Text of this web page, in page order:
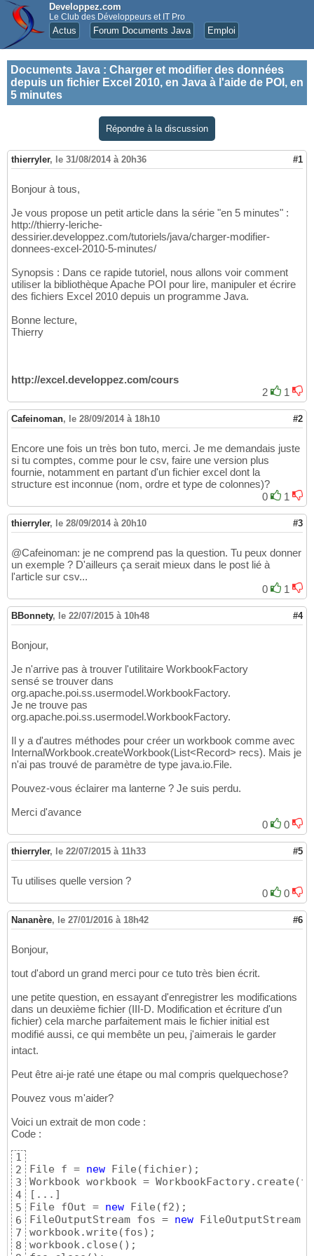
Developpez.com
Le Club des Développeurs et IT Pro
Actus Forum Documents Java Emploi
Documents Java : Charger et modifier des données
depuis un fichier Excel 2010, en Java à l'aide de POI, en
5 minutes
Répondre à la discussion
thierryler, le 31/08/2014 à 20h36 #1
Bonjour à tous,
Je vous propose un petit article dans la série "en 5 minutes" :
http://thierry-leriche-
dessirier.developpez.com/tutoriels/java/charger-modifier-
donnees-excel-2010-5-minutes/
Synopsis : Dans ce rapide tutoriel, nous allons voir comment
utiliser la bibliothèque Apache POI pour lire, manipuler et écrire
des fichiers Excel 2010 depuis un programme Java.
Bonne lecture,
Thierry
http://excel.developpez.com/cours
2
1
Cafeinoman, le 28/09/2014 à 18h10 #2
Encore une fois un très bon tuto, merci. Je me demandais juste
si tu comptes, comme pour le csv, faire une version plus
fournie, notamment en partant d'un fichier excel dont la
structure est inconnue (nom, ordre et type de colonnes)?
0
1
thierryler, le 28/09/2014 à 20h10 #3
@Cafeinoman: je ne comprend pas la question. Tu peux donner
un exemple ? D'ailleurs ça serait mieux dans le post lié à
l'article sur csv...
0
1
BBonnety, le 22/07/2015 à 10h48 #4
Bonjour,
Je n'arrive pas à trouver l'utilitaire WorkbookFactory
sensé se trouver dans
org.apache.poi.ss.usermodel.WorkbookFactory.
Je ne trouve pas
org.apache.poi.ss.usermodel.WorkbookFactory.
Il y a d'autres méthodes pour créer un workbook comme avec
InternalWorkbook.createWorkbook(List<Record> recs). Mais je
n'ai pas trouvé de paramètre de type java.io.File.
Pouvez-vous éclairer ma lanterne ? Je suis perdu.
Merci d'avance
0
0
thierryler, le 22/07/2015 à 11h33 #5
Tu utilises quelle version ?
0
0
Nananère, le 27/01/2016 à 18h42 #6
Bonjour,
tout d'abord un grand merci pour ce tuto très bien écrit.
une petite question, en essayant d'enregistrer les modifications
dans un deuxième fichier (III-D. Modification et écriture d'un
fichier) cela marche parfaitement mais le fichier initial est
modifié aussi, ce qui membête un peu, j'aimerais le garder
intact.
Peut être ai-je raté une étape ou mal compris quelquechose?
Pouvez vous m'aider?
Voici un extrait de mon code :
Code :
1
2
3
4
5
6
7
8
File f = new File (fichier) ;
Workbook workbook = WorkbookFactory.create (f
[ ... ]
File fOut = new File (f2) ;
FileOutputStream fos = new FileOutputStream
workbook.write (fos) ;
workbook.close ( ) ;